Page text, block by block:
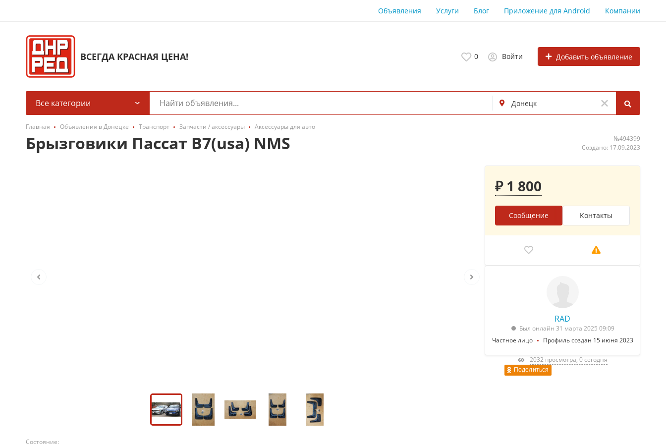
Объявления Услуги Блог Приложение для Android Компании
ВСЕГДА КРАСНАЯ ЦЕНА! 0 Войти Добавить объявление
Все категории
Главная Объявления в Донецке Транспорт Запчасти / аксессуары Аксессуары для авто
Брызговики Пассат В7(usa) NMS
№494399
Создано: 17.09.2023
Состояние:
₽ 1 800
Сообщение Контакты
RAD
Был онлайн 31 марта 2025 09:09
Частное лицо
Профиль создан 15 июня 2023
2032 просмотра, 0 сегодня
Поделиться